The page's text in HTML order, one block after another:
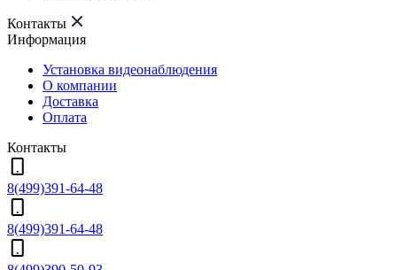
Контакты
Информация
Установка видеонаблюдения
О компании
Доставка
Оплата
Контакты
8(499)391-64-48
8(499)391-64-48